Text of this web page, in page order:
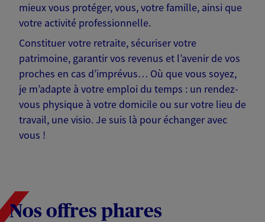
mieux vous protéger, vous, votre famille, ainsi que
votre activité professionnelle.
Constituer votre retraite, sécuriser votre
patrimoine, garantir vos revenus et l’avenir de vos
proches en cas d’imprévus… Où que vous soyez,
je m’adapte à votre emploi du temps : un rendez-
vous physique à votre domicile ou sur votre lieu de
travail, une visio. Je suis là pour échanger avec
vous !
Nos offres phares